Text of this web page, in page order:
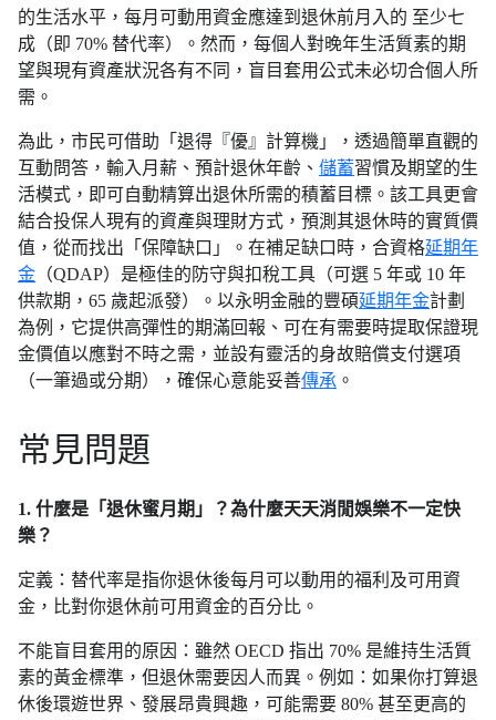
的生活水平，每月可動用資金應達到退休前月入的 至少七
成（即 70% 替代率）。然而，每個人對晚年生活質素的期
望與現有資產狀況各有不同，盲目套用公式未必切合個人所
需。
為此，市民可借助「退得『優』計算機」，透過簡單直觀的
互動問答，輸入月薪、預計退休年齡、 儲蓄習慣及期望的生
活模式，即可自動精算出退休所需的積蓄目標。該工具更會
結合投保人現有的資產與理財方式，預測其退休時的實質價
值，從而找出「保障缺口」。在補足缺口時，合資格延期年
金 （QDAP）是極佳的防守與扣稅工具（可選 5 年或 10 年
供款期，65 歲起派發）。以永明金融的豐碩延期年金計劃
為例，它提供高彈性的期滿回報、可在有需要時提取保證現
金價值以應對不時之需，並設有靈活的身故賠償支付選項
（一筆過或分期），確保心意能妥善傳承 。
常見問題
1. 什麼是「退休蜜月期」？為什麼天天消閒娛樂不一定快
樂？
定義：替代率是指你退休後每月可以動用的福利及可用資
金，比對你退休前可用資金的百分比。
不能盲目套用的原因：雖然 OECD 指出 70% 是維持生活質
素的黃金標準，但退休需要因人而異。例如：如果你打算退
休後環遊世界、發展昂貴興趣，可能需要 80% 甚至更高的